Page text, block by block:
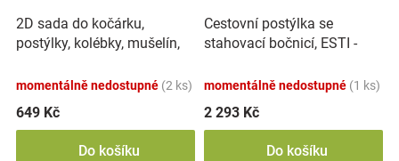
2D sada do kočárku,
postýlky, kolébky, mušelín,
jeans
momentálně nedostupné (2 ks)
649 Kč
Do košíku
Cestovní postýlka se
stahovací bočnicí, ESTI -
momentálně nedostupné (1 ks)
2 293 Kč
Do košíku